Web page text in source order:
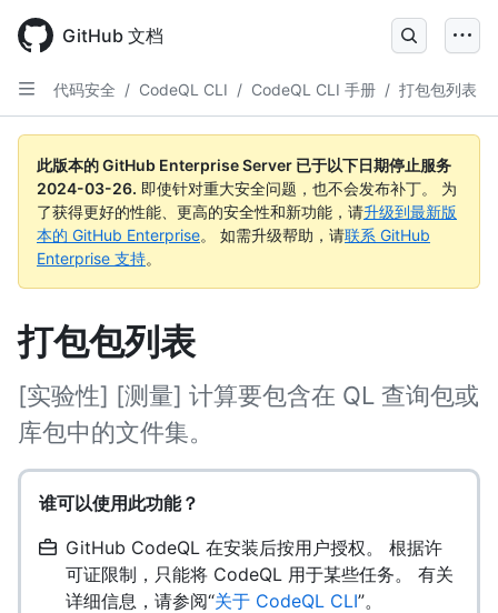
main
content
GitHub 文档
代码安全 / CodeQL CLI / CodeQL CLI 手册 / 打包包列表
此版本的 GitHub Enterprise Server 已于以下日期停止服务
2024-03-26. 即使针对重大安全问题，也不会发布补丁。 为
了获得更好的性能、更高的安全性和新功能，请升级到最新版
本的 GitHub Enterprise。 如需升级帮助，请联系 GitHub
Enterprise 支持。
打包包列表
[实验性] [测量] 计算要包含在 QL 查询包或
库包中的文件集。
谁可以使用此功能？
GitHub CodeQL 在安装后按用户授权。 根据许
可证限制，只能将 CodeQL 用于某些任务。 有关
详细信息，请参阅“关于 CodeQL CLI”。